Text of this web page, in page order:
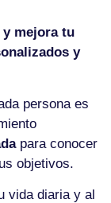
mejora tu
y
persona es
para conocer
objetivos.
vida diaria y al